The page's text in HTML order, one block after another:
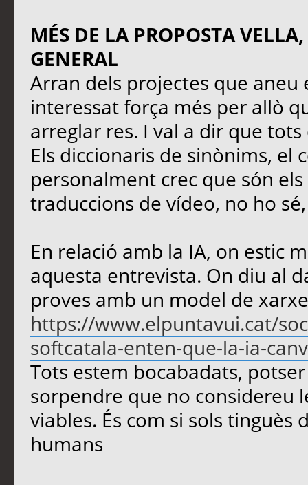
MÉS DE LA PROPOSTA
GENERAL
Arran dels projectes que
interessat força més per allò
arreglar res. I val a dir que
Els diccionaris de sinònims,
personalment crec que són
traduccions de vídeo, no ho
En relació amb la IA, on estic
aquesta entrevista. On diu al
proves amb un model de
https://www.elpuntavui.cat/
softcatala-enten-que-la-ia-
Tots estem bocabadats,
sorpendre que no considereu
viables. És com si sols tinguès
humans